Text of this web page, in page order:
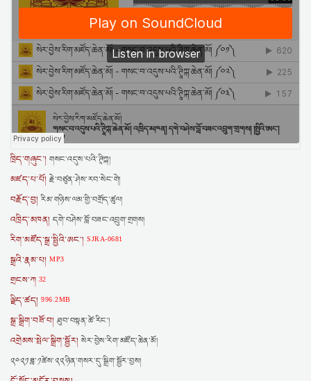
ཁྲིད་གཞུང་། གསང་འདུས་པའི་ཊཱིཀྐ།
མཛད་པ་པོ། རྗེ་བཙུན་ཤེས་རབ་སེང་གེ།
བརྗོད་བྱ། རིམ་གཉིས་ལམ་གྱི་བགྲོད་ཚུལ།
འཁྲིད་མཁན། དགེ་བཤེས་བློ་བཟང་འབྲུག་གྲགས།
རིག་མཛོད་སྒྲ་སྤྱིའི་ཨང་། SJRA-0681
སྒྲའི་རྣམ་པ། MP3
གྲངས་ཀ 32
ལྗིད་ཚད། 996.2MB
སྒྲ་སྒྲིག་བཟོ་བ། ཐུབ་བསྟན་ཚེ་རིང་།
འགྲེམས་སྤེལ་སྒྲིག་སྦྱོར། སེར་བྱེས་རིག་མཛོད་ཆེན་མོ།
༢༠༢༡ཟླ་༡ཚེས་༢༢ཉིན་གསར་དུ་སྒྲིག་སྦྱོར་བྱས།